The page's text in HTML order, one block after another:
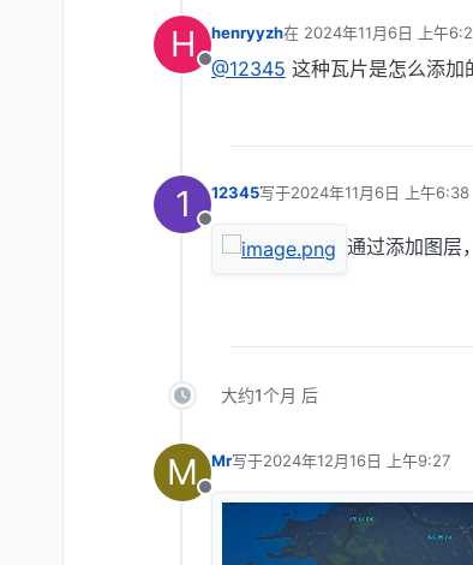
H
离线
henryyzh在 2024年11月6日 上午
最后由 编辑
@12345 这种瓦片是怎么添加
1
离线
12345写于2024年11月6日 上午6:38
最后由 编辑
通过添加图层
大约1个月 后
M
离线
Mr写于2024年12月16日 上午9:27
最后由 编辑